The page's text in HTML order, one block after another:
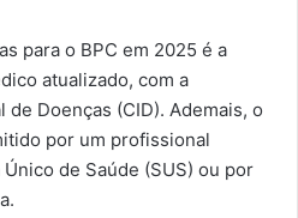
para o BPC em 2025 é a
atualizado, com a
Doenças (CID). Ademais, o
por um profissional
de Saúde (SUS) ou por